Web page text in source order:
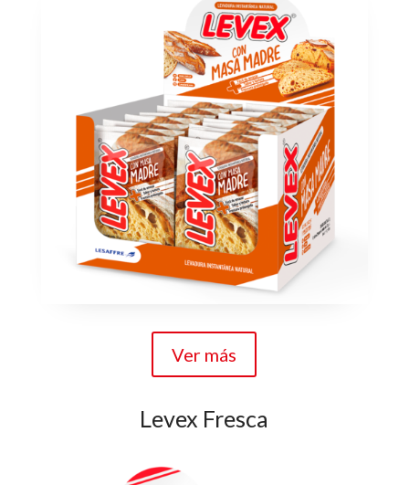
Ver más
Levex Fresca